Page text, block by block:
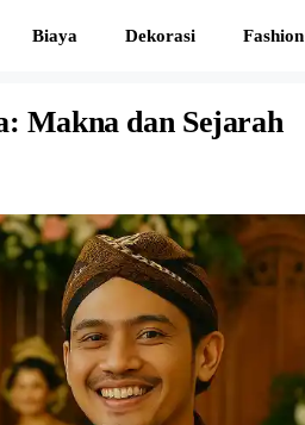
Biaya Dekorasi Fashion
Makna dan Sejarah